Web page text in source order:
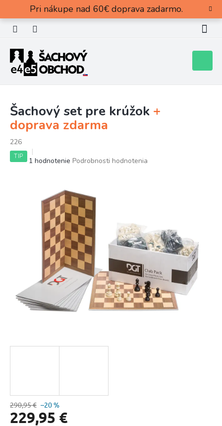
obsah
Pri nákupe nad 60€ doprava zadarmo.
košík
Šachový set pre krúžok +
doprava zdarma
226
TIP
Priemerné
hviezdičiek.
1 hodnotenie Podrobnosti hodnotenia
290,95 € –20 %
229,95 €